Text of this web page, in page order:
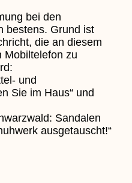
bei den
bestens. Grund ist
die an diesem
Mobiltelefon zu
und
Sie im Haus“ und
Sandalen
ausgetauscht!“